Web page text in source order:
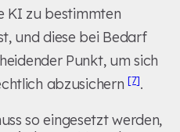
KI zu bestimmten
und diese bei Bedarf
Punkt, um sich
abzusichern[7].
so eingesetzt werden,